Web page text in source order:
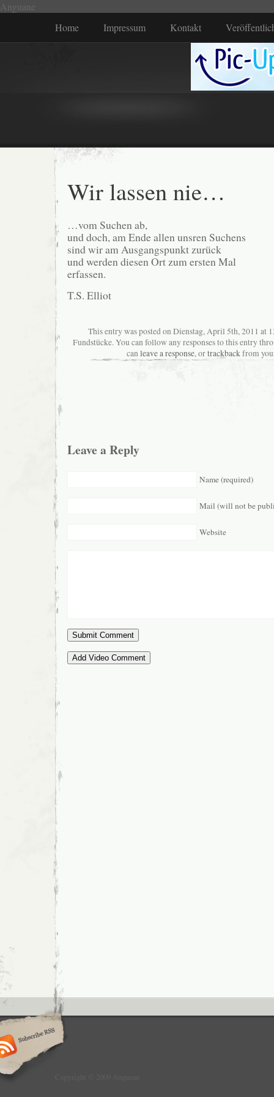
Anguane
Home
Impressum Kontakt
Wir lassen nie…
…vom Suchen ab,
und doch, am Ende allen unsren Suchens
sind wir am Ausgangspunkt zurück
und werden diesen Ort zum ersten Mal
erfassen.
T.S. Elliot
This entry was posted on Dienstag, April 5th, 2011 at
Fundstücke. You can follow any responses to this entry
can leave a response, ortrackback from
Leave a Reply
Name (required)
Mail (will not be
Website